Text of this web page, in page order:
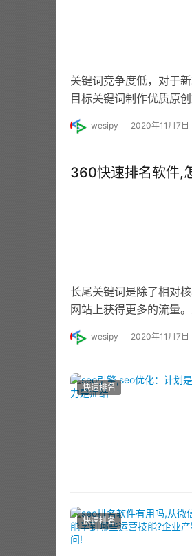
关键词竞争度低，对于
目标关键词制作优质原
wesipy 2020年11月7日
360快速排名软件,
长尾关键词是除了相对
网站上获得更多的流量
wesipy 2020年11月7日
快速排名
快速排名